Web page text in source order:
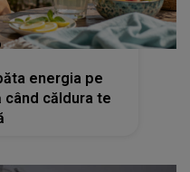
energia pe
când căldura te